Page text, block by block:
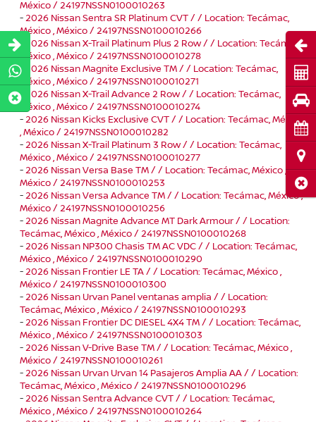
México / 24197NSSN0100010263
-2026 Nissan Sentra SR Platinum CVT / / Location: Tecámac,
México , México / 24197NSSN0100010266
-
2026 Nissan X-Trail Platinum Plus 2 Row / / Location: Tecámac,
México , México / 24197NSSN0100010278
-
2026 Nissan Magnite Exclusive TM / / Location: Tecámac,
México , México / 24197NSSN0100010271
-
2026 Nissan X-Trail Advance 2 Row / / Location: Tecámac,
México , México / 24197NSSN0100010274
-2026 Nissan Kicks Exclusive CVT / / Location: Tecámac, México
, México / 24197NSSN0100010282
-2026 Nissan X-Trail Platinum 3 Row / / Location: Tecámac,
México , México / 24197NSSN0100010277
-2026 Nissan Versa Base TM / / Location: Tecámac, México ,
México / 24197NSSN0100010253
-2026 Nissan Versa Advance TM / / Location: Tecámac, México ,
México / 24197NSSN0100010256
-2026 Nissan Magnite Advance MT Dark Armour / / Location:
Tecámac, México , México / 24197NSSN0100010268
-2026 Nissan NP300 Chasis TM AC VDC / / Location: Tecámac,
México , México / 24197NSSN0100010290
-2026 Nissan Frontier LE TA / / Location: Tecámac, México ,
México / 24197NSSN0100010300
-2026 Nissan Urvan Panel ventanas amplia / / Location:
Tecámac, México , México / 24197NSSN0100010293
-2026 Nissan Frontier DC DIESEL 4X4 TM / / Location: Tecámac,
México , México / 24197NSSN0100010303
-2026 Nissan V-Drive Base TM / / Location: Tecámac, México ,
México / 24197NSSN0100010261
-2026 Nissan Urvan Urvan 14 Pasajeros Amplia AA / / Location:
Tecámac, México , México / 24197NSSN0100010296
-2026 Nissan Sentra Advance CVT / / Location: Tecámac,
México , México / 24197NSSN0100010264